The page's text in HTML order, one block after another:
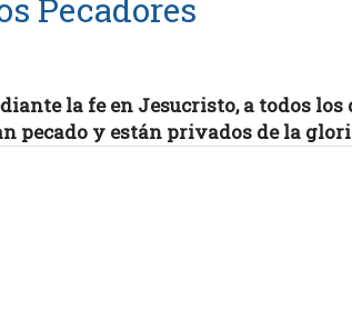
Pecadores
la fe en Jesucristo, a todos los
pecado y están privados de la